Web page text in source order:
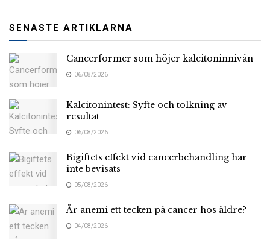
SENASTE ARTIKLARNA
Cancerformer som höjer kalcitoninnivån
06/08/2026
Kalcitonintest: Syfte och tolkning av
resultat
06/08/2026
Bigiftets effekt vid cancerbehandling har
inte bevisats
05/08/2026
Är anemi ett tecken på cancer hos äldre?
04/08/2026